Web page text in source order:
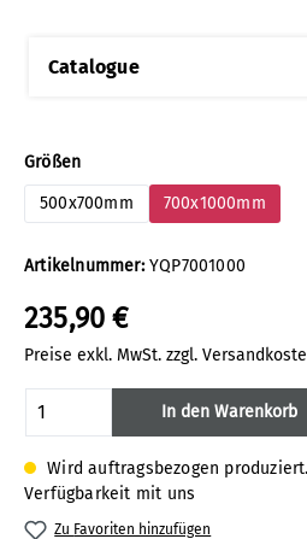
Catalogue
Artikelnummer:YQP7001000
235,90 €
Preise exkl. MwSt. zzgl.
Wird auftragsbezogen
Verfügbarkeit mit uns
Größenauswählen
500x700mm 700x1000mm
Produkt Anzahl: Gib
In den Warenkorb
Zu Favoriten hinzufügen